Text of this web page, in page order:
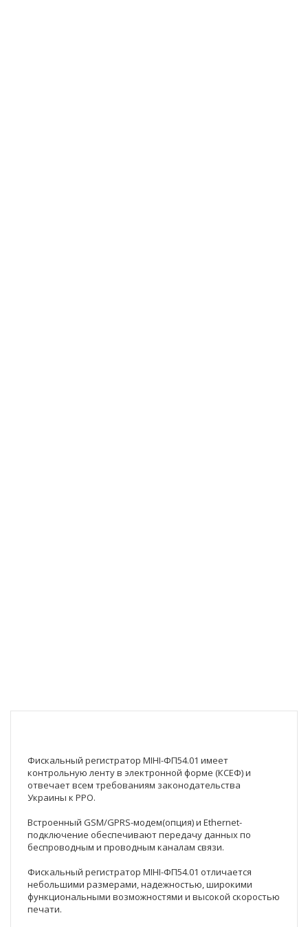
Фискальный регистратор МІНІ-ФП54.01 имеет
контрольную ленту в электронной форме (КСЕФ) и
отвечает всем требованиям законодательства
Украины к РРО.
Встроенный GSM/GPRS-модем(опция) и Ethernet-
подключение обеспечивают передачу данных по
беспроводным и проводным каналам связи.
Фискальный регистратор МІНІ-ФП54.01 отличается
небольшими размерами, надежностью, широкими
функциональными возможностями и высокой скоростью
печати.